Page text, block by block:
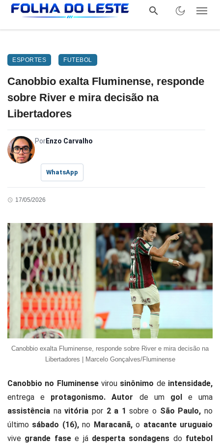
ESPORTES FUTEBOL
Canobbio exalta Fluminense, responde
sobre River e mira decisão na
Libertadores
PorEnzo Carvalho
WhatsApp
17/05/2026
Canobbio exalta Fluminense, responde sobre River e mira decisão na
Libertadores | Marcelo Gonçalves/Fluminense
Canobbio no Fluminensevirou sinônimo de intensidade,
entrega e protagonismo. Autor de um gol
e uma
assistência navitória por 2 a 1 sobre o São Paulo, no
último sábado (16),no Maracanã,o atacante uruguaio
vive grande fasee já desperta sondagens do futebol